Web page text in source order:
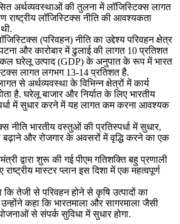
अर्थव्यवस्थाओं की तुलना में लॉजिस्टिक्स लागत
राष्ट्रीय लॉजिस्टिक्स नीति की आवश्यकता
(परिवहन) नीति का उद्देश्य परिवहन क्षेत्र
और कारोबार में ढुलाई की लागत 10 प्रतिशत
घरेलू उत्पाद (GDP) के अनुपात के रूप में भारत
लागत लगभग 13-14 प्रतिशत है.
से अर्थव्यवस्था के विभिन्न क्षेत्रों में कार्य
है. घरेलू बाजार और निर्यात के लिए भारतीय
में सुधार करने में यह लागत कम करना आवश्यक
नीति भारतीय वस्तुओं की प्रतिस्पर्धा में सुधार,
और रोजगार के अवसरों में वृद्धि करने का एक
द्वारा शुरू की गई पीएम गतिशक्ति बहु प्रणाली
मास्टर प्लान इस दिशा में एक महत्वपूर्ण
कि तेजी से परिवहन होने से कृषि उत्पादों का
कहा कि भारतमाला और सागरमाला जैसी
से संपर्क सुविधा में सुधार होगा.